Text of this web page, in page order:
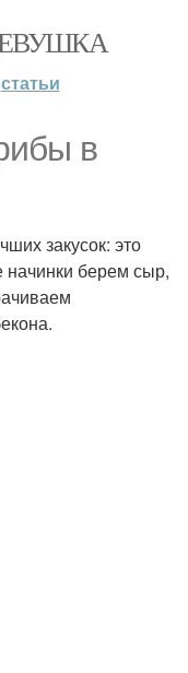
статьи
в
закусок: это
начинки берем сыр,